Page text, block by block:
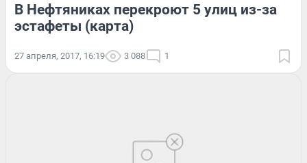
В Нефтяниках перекроют 5 улиц из-за
эстафеты (карта)
27 апреля, 2017, 16:19 3 088 1